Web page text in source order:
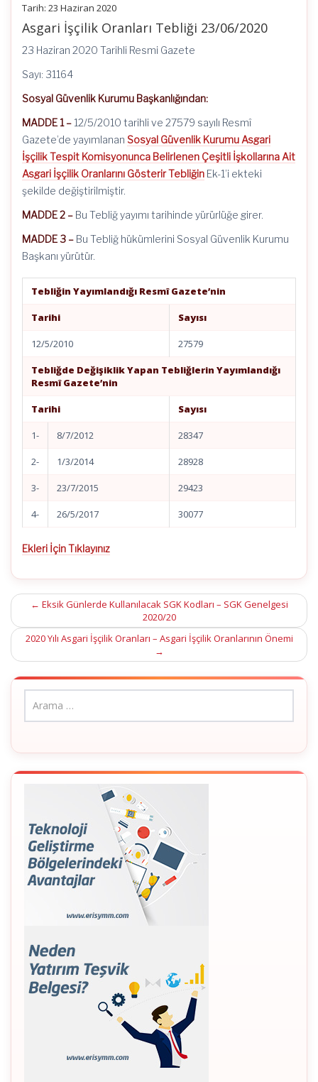
Tarih: 23 Haziran 2020
Asgari İşçilik Oranları Tebliği 23/06/2020
23 Haziran 2020 Tarihli Resmi Gazete
Sayı: 31164
Sosyal Güvenlik Kurumu Başkanlığından:
MADDE 1 – 12/5/2010 tarihli ve 27579 sayılı Resmî
Gazete’de yayımlanan Sosyal Güvenlik Kurumu Asgari
İşçilik Tespit Komisyonunca Belirlenen Çeşitli İşkollarına Ait
Asgari İşçilik Oranlarını Gösterir Tebliğin Ek-1’i ekteki
şekilde değiştirilmiştir.
MADDE 2 – Bu Tebliğ yayımı tarihinde yürürlüğe girer.
MADDE 3 – Bu Tebliğ hükümlerini Sosyal Güvenlik Kurumu
Başkanı yürütür.
Tebliğin Yayımlandığı Resmî Gazete’nin
Tarihi Sayısı
12/5/2010 27579
Tebliğde Değişiklik Yapan Tebliğlerin Yayımlandığı
Resmî Gazete’nin
Tarihi Sayısı
1- 8/7/2012 28347
2- 1/3/2014 28928
3- 23/7/2015 29423
4- 26/5/2017 30077
Ekleri İçin Tıklayınız
Post
navigation
← Eksik Günlerde Kullanılacak SGK Kodları – SGK Genelgesi
2020/20
2020 Yılı Asgari İşçilik Oranları – Asgari İşçilik Oranlarının Önemi
→